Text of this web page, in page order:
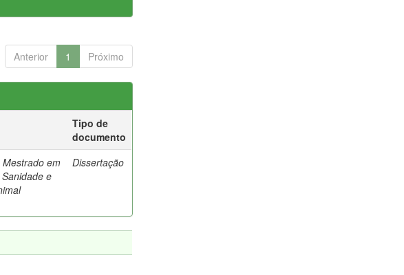
Anterior 1 Próximo
Tipo de
documento
em
e
Dissertação